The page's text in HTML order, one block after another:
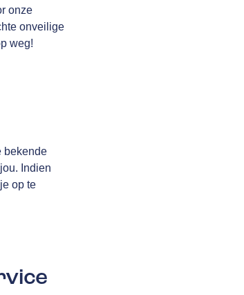
onze
onveilige
weg!
bekende
Indien
op te